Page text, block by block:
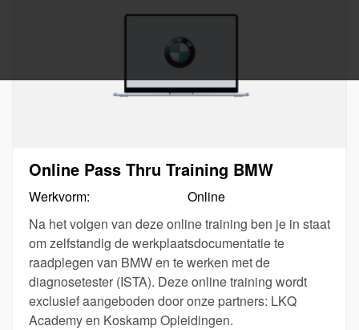
Online Pass Thru Training BMW
Werkvorm:
Online
Na het volgen van deze online training ben je in staat
om zelfstandig de werkplaatsdocumentatie te
raadplegen van BMW en te werken met de
diagnosetester (ISTA). Deze online training wordt
exclusief aangeboden door onze partners: LKQ
Academy en Koskamp Opleidingen.